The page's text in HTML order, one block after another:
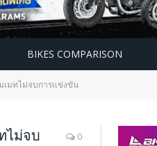
BIKES COMPARISON
เมทไม่จบการแข่งขัน
ไม่จบ
0